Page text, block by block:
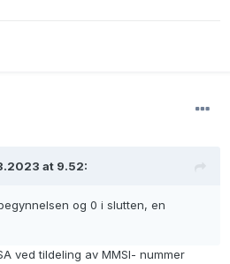
at 9.52:
og 0 i slutten, en
ved tildeling av MMSI- nummer